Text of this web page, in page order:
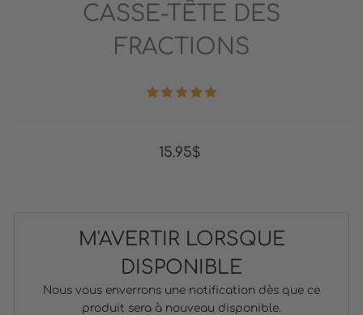
CASSE-TÊTE DES
FRACTIONS
Prix
15.95$
M'AVERTIR LORSQUE
DISPONIBLE
Nous vous enverrons une notification dès que ce
produit sera à nouveau disponible.